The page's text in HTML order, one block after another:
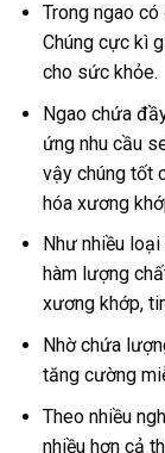
Trong ngao
Chúng cực kì
cho sức khỏe.
Ngao chứa
ứng nhu cầu
vậy chúng tốt
hóa xương
Như nhiều
hàm lượng
xương khớp,
Nhờ chứa
tăng cường
Theo nhiều
nhiều hơn cả